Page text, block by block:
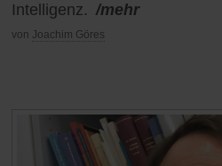
Intelligenz. /mehr
von Joachim Göres